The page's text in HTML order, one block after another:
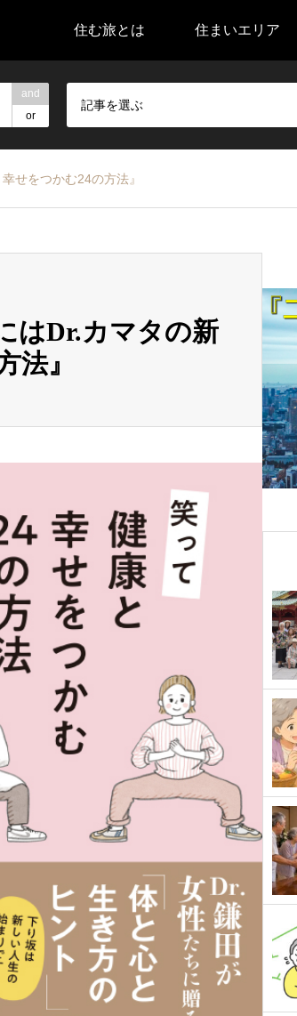
住む旅とは 住まいエリア
and
or
記事を選ぶ
せをつかむ24の方法』
はDr.カマタの新
法』